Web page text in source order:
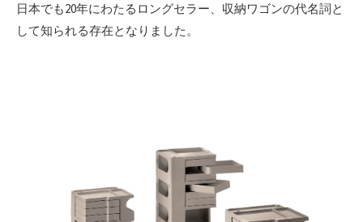
日本でも20年にわたるロングセラー、収納ワゴンの代名詞と
して知られる存在となりました。